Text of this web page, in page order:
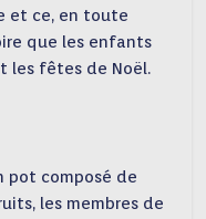
et ce, en toute
que les enfants
les fêtes de Noël.
pot composé de
les membres de